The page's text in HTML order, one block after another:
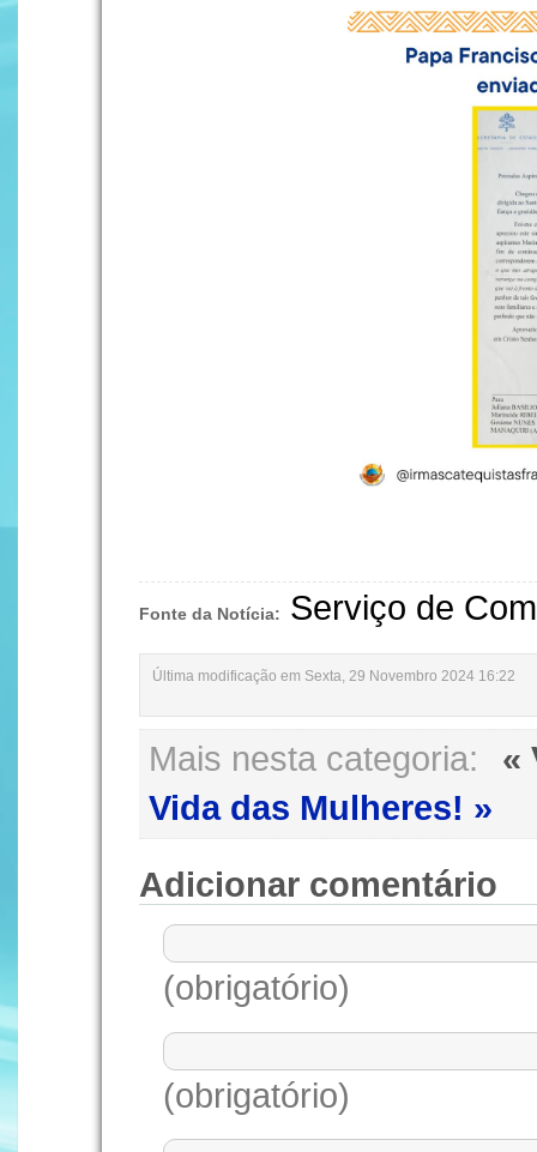
Fonte da Notícia: Serviço de
Última modificação em Sexta, 29 Novembro 2024 16:22
Mais nesta categoria:
«
Vida das Mulheres! »
Adicionar comentário
(obrigatório)
(obrigatório)